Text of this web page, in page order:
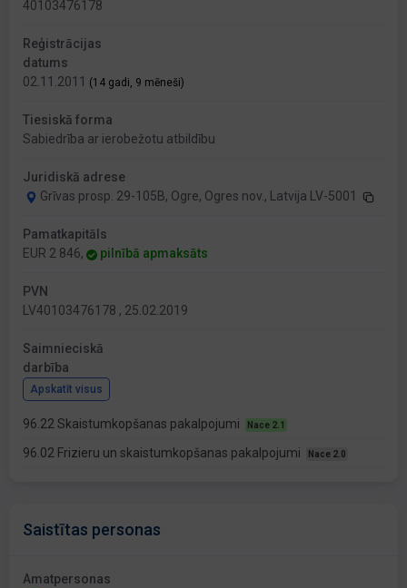
40103476178
Reģistrācijas
datums
02.11.2011 (14 gadi, 9 mēneši)
Tiesiskā forma
Sabiedrība ar ierobežotu atbildību
Juridiskā adrese
Grīvas prosp. 29-105B, Ogre, Ogres nov., Latvija LV-5001
Pamatkapitāls
EUR 2 846,
pilnībā apmaksāts
PVN
LV40103476178 , 25.02.2019
Saimnieciskā
darbība
Apskatīt visus
96.22 Skaistumkopšanas pakalpojumi Nace 2.1
96.02 Frizieru un skaistumkopšanas pakalpojumi Nace 2.0
Saistītas personas
Amatpersonas